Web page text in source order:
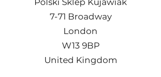
Polski Sklep Kujawiak
7-71 Broadway
London
W13 9BP
United Kingdom